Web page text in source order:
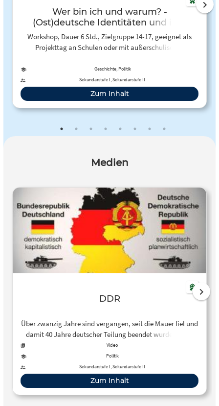
Wer bin ich und warum? -
(Ost)deutsche Identitäten und ihre
Geschichte
Workshop, Dauer 6 Std., Zielgruppe 14-17, geeignet als
Projekttag an Schulen oder mit außerschulischen
Geschichte, Politik
Sekundarstufe I, Sekundarstufe II
Zum Inhalt
Medien
DDR
Über zwanzig Jahre sind vergangen, seit die Mauer fiel und
damit 40 Jahre deutscher Teilung beendet wurden. Aber
warum war Deutschland eigentlich geteilt? Was war die
DDR für ein Staat? Und wie kam es zur Wiedervereinigung?
Video
Politik
Sekundarstufe I, Sekundarstufe II
Zum Inhalt